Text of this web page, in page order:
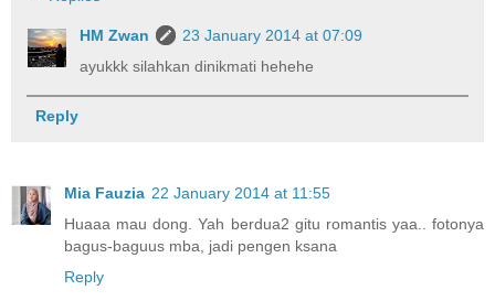
HM Zwan
23 January 2014 at 07:09
ayukkk silahkan dinikmati hehehe
Reply
Mia Fauzia 22 January 2014 at 11:55
Huaaa mau dong. Yah berdua2 gitu romantis yaa.. fotonya
bagus-baguus mba, jadi pengen ksana
Reply